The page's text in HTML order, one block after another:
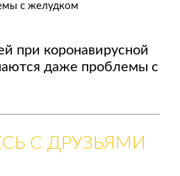
с желудком
при коронавирусной
даже проблемы с
С ДРУЗЬЯМИ